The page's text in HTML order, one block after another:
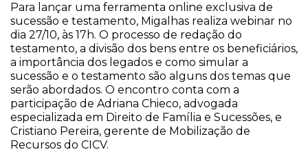
Para lançar uma ferramenta online exclusiva de
sucessão e testamento, Migalhas realiza webinar no
dia 27/10, às 17h. O processo de redação do
testamento, a divisão dos bens entre os beneficiários,
a importância dos legados e como simular a
sucessão e o testamento são alguns dos temas que
serão abordados. O encontro conta com a
participação de Adriana Chieco, advogada
especializada em Direito de Família e Sucessões, e
Cristiano Pereira, gerente de Mobilização de
Recursos do CICV.